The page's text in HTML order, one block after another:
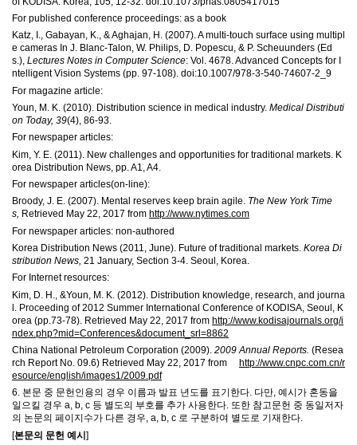
For published conference proceedings: as a book
Katz, I., Gabayan, K., & Aghajan, H. (2007). A multi-touch surface using multipl
e cameras In J. Blanc-Talon, W. Philips, D. Popescu, & P. Scheuunders (Ed
s.), Lectures Notes in Computer Science: Vol. 4678. Advanced Concepts for I
ntelligent Vision Systems (pp. 97-108). doi:10.1007/978-3-540-74607-2_9
For magazine article:
Youn, M. K. (2010). Distribution science in medical industry. Medical Distributi
on Today, 39(4), 86-93.
For newspaper articles:
Kim, Y. E. (2011). New challenges and opportunities for traditional markets. K
orea Distribution News, pp. A1, A4.
For newspaper articles(on-line):
Broody, J. E. (2007). Mental reserves keep brain agile. The New York Time
s, Retrieved May 22, 2017 from http://www.nytimes.com
For newspaper articles: non-authored
Korea Distribution News (2011, June). Future of traditional markets. Korea Di
stribution News, 21 January, Section 3-4. Seoul, Korea.
For Internet resources:
Kim, D. H., &Youn, M. K. (2012). Distribution knowledge, research, and journa
l. Proceeding of 2012 Summer International Conference of KODISA, Seoul, K
orea (pp.73-78). Retrieved May 22, 2017 from http://www.kodisajournals.org/i
ndex.php?mid=Conferences&document_srl=8862
China National Petroleum Corporation (2009). 2009 Annual Reports. (Resea
rch Report No. 09.6) Retrieved May 22, 2017 from
http://www.cnpc.com.cn/r
esource/english/images1/2009.pdf
6. 본문 중 문헌인용의 경우 이름과 발표 년도를 표기한다. 다만, 예시가 혼동을
일으킬 경우 a, b, c 등 별도의 부호를 추가 사용한다. 또한 참고문헌 중 동일저자
의 논문의 페이지수가 다른 경우, a, b, c 로 구분하여 별도로 기재한다.
[본문의 문헌 예시]